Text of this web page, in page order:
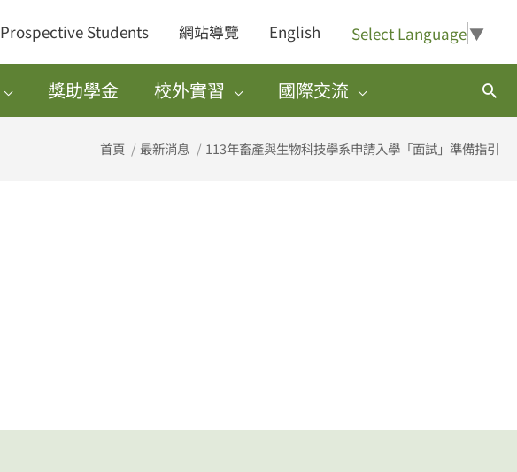
Prospective Students 網站導覽 English Select Language▼
獎助學金 校外實習 國際交流
搜
尋
首頁 最新消息 113年畜產與生物科技學系申請入學「面試」準備指引